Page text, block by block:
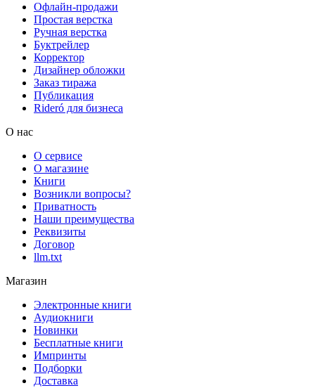
Офлайн-продажи
Простая верстка
Ручная верстка
Буктрейлер
Корректор
Дизайнер обложки
Заказ тиража
Публикация
Rideró для бизнеса
О нас
О сервисе
О магазине
Книги
Возникли вопросы?
Приватность
Наши преимущества
Реквизиты
Договор
llm.txt
Магазин
Электронные книги
Аудиокниги
Новинки
Бесплатные книги
Импринты
Подборки
Доставка